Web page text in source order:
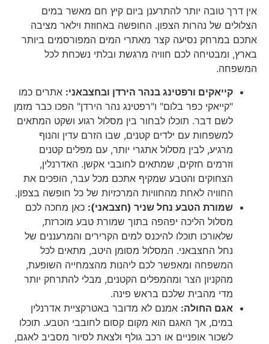
אין דרך טובה יותר להתרענן ביום קיץ חם מאשר במים
הצלולים של נהרות הצפון. החופשה באחוזת וילאר מציבה
אתכם במרחק נסיעה קצר מאתרי המים המפורסמים ביותר
בארץ, ומבטיחה לכם חוויה מרגשת ובלתי נשכחת לכל
המשפחה.
קייאקים ורפטינג בנהר הירדן ובחצבאני:אתרים כמו
"קייאקי כפר בלום" ו"רפטינג נהר הירדן" הפכו כבר מזמן
לשם דבר. תוכלו לבחור בין מסלול רגוע ושקט המתאים
למשפחות עם ילדים קטנים, שבו הזרם עדין והנוף
מרגיע, לבין מסלול אתגרי יותר, עם מפלים קטנים
וזרמים חזקים, שמתאים לחובבי אקשן. האדרנלין,
הצחוקים והטבע שמקיף אתכם מכל עבר, הופכים את
החוויה לאחת מהחוויות המרכזיות של כל חופשה בצפון.
שמורת הטבע נחל שניר (חצבאני):כאן מחכה לכם
מסלול הליכה יפהפה בתוך שמורת טבע מוכרזת,
שלאורכו תוכלו להיכנס למים הקרירים והמרעננים של
נחל החצבאני. המסלול מסומן היטב, מתאים לכל
המשפחה ומאפשר לכם ליהנות מהצמחייה השופעת,
מהקניון הצר ומהמפלים הקטנים, מבלי להתרחק יותר
מדי מהבית שלכם בראש פינה.
אגם החולה:אמנם לא מדובר באטרקציית אדרנלין
במים, אך האגם הוא מקום קסום לחובבי הטבע. תוכלו
לשכור אופניים או רכב גולף ולצאת לסיור מסביב לאגם,